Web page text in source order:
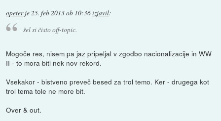
opeterje25. feb 2013 ob 10:36izjavil:
šel si čisto off-topic.
Mogoče res, nisem pa jaz pripeljal v zgodbo nacionalizacije in WW
II - to mora biti nek nov rekord.
Vsekakor - bistveno preveč besed za trol temo. Ker - drugega kot
trol tema tole ne more bit.
Over & out.